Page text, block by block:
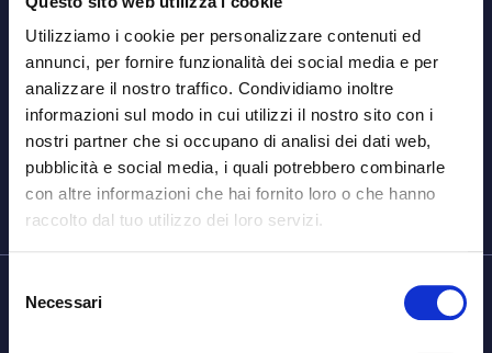
Utilizziamo i cookie per personalizzare contenuti ed
annunci, per fornire funzionalità dei social media e per
analizzare il nostro traffico. Condividiamo inoltre
informazioni sul modo in cui utilizzi il nostro sito con i
nostri partner che si occupano di analisi dei dati web,
pubblicità e social media, i quali potrebbero combinarle
con altre informazioni che hai fornito loro o che hanno
raccolto dal tuo utilizzo dei loro servizi.
delNecessari
La tua richiesta di consulenza èstata inviata con successo. Ti
contatteremo al più presto per fornirti tutte le informazioni
necessarie. Nel frattempo, puoi esplorare altre sezioni del
nostro sito o seguirci sui social! Linkedin-in Instagram Grazie
Hello world!
Welcome to WordPress. This is your first post. Edit or
delete it, then start writing!